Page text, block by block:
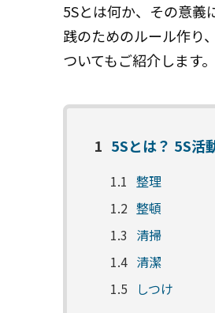
5Sとは何か、その意義
践のためのルール作り
ついてもご紹介します。
1 5Sとは？ 5S活
1.1 整理
1.2 整頓
1.3 清掃
1.4 清潔
1.5
しつけ